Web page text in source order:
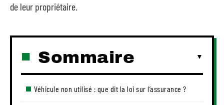
de leur propriétaire.
Sommaire
Véhicule non utilisé : que dit la loi sur l’assurance ?